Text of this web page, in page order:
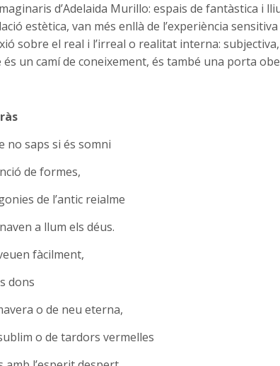
d’Adelaida Murillo: espais de fantàstica i
estètica, van més enllà de l’experiència
sobre el real i l’irreal o realitat interna:
és un camí de coneixement, és també una porta
no saps si és somni
de formes,
de l’antic reialme
a llum els déus.
fàcilment,
dons
o de neu eterna,
o de tardors vermelles